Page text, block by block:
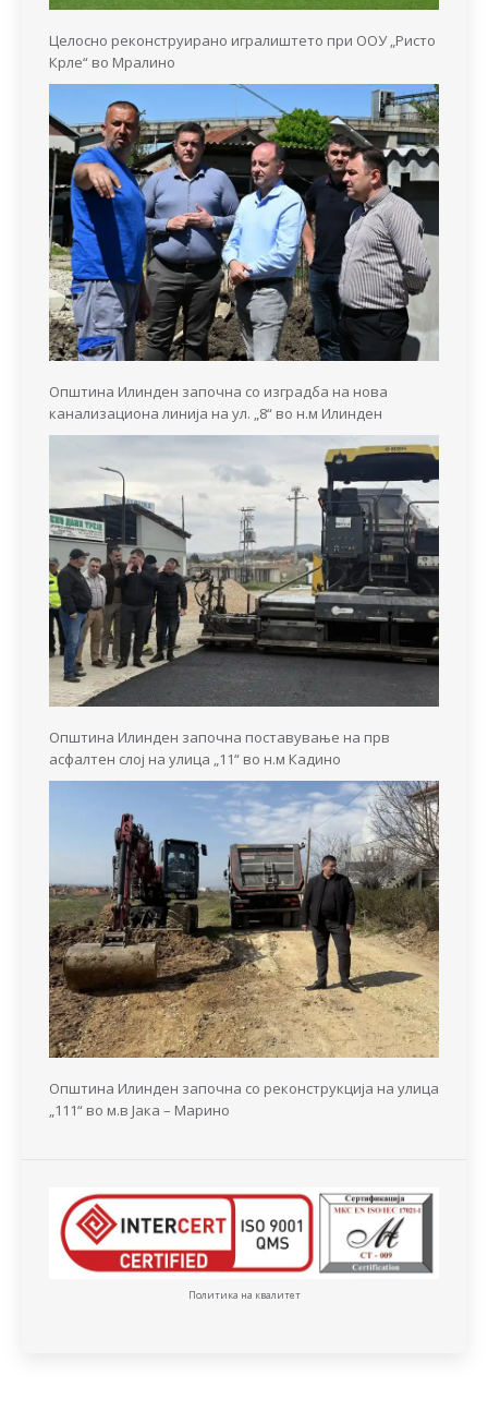
Целосно реконструирано игралиштето при ООУ „Ристо
Крле“ во Мралино
Општина Илинден започна со изградба на нова
канализациона линија на ул. „8“ во н.м Илинден
Општина Илинден започна поставување на прв
асфалтен слој на улица „11“ во н.м Кадино
Општина Илинден започна со реконструкција на улица
„111“ во м.в Јака – Марино
Политика на квалитет